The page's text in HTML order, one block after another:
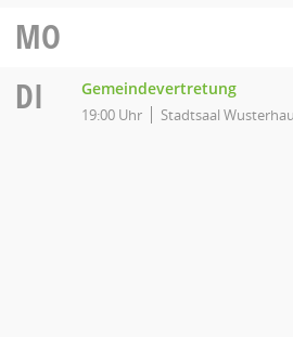
MO
DI Gemeindevertretung
19:00 Uhr Stadtsaal